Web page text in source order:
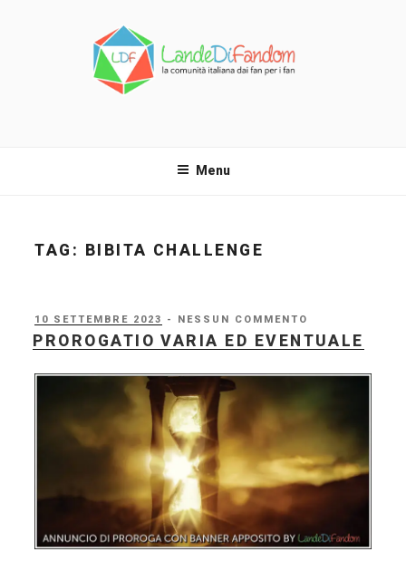
Menu
TAG: BIBITA CHALLENGE
PUBBLICATO
IL
10 SETTEMBRE 2023 - NESSUN COMMENTO
PROROGATIO VARIA ED EVENTUALE